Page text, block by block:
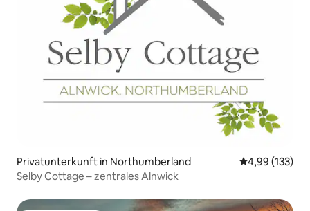
Privatunterkunft in Northumberland
4,99 (133)
Selby Cottage – zentrales Alnwick